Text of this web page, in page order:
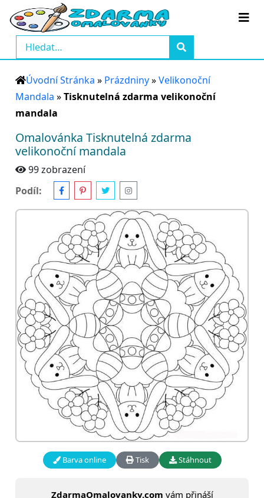
Úvodní Stránka » Prázdniny»Velikonoční
Mandala »Tisknutelná zdarma velikonoční
mandala
Omalovánka Tisknutelná zdarma
velikonoční mandala
99 zobrazení
Podíl:
Barva online Tisk Stáhnout
ZdarmaOmalovanky.com vám přináší